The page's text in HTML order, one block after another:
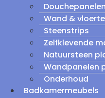
Douchepanelen
Wand &
Steenstrips
Zelfklevende
Natuursteen
Wandpanelen
Onderhoud
Badkamermeubels